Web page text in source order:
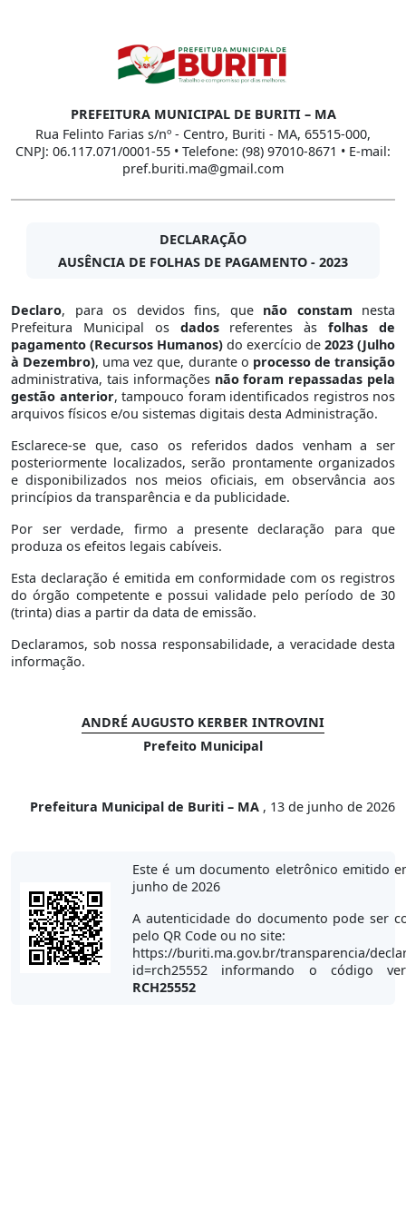
PREFEITURA MUNICIPAL DE BURITI – MA
Rua Felinto Farias s/nº - Centro, Buriti - MA, 65515-000,
CNPJ: 06.117.071/0001-55 • Telefone: (98) 97010-8671 • E-mail:
pref.buriti.ma@gmail.com
DECLARAÇÃO
AUSÊNCIA DE FOLHAS DE PAGAMENTO - 2023
Declaro, para os devidos fins, que não constam nesta
Prefeitura Municipal os dadosreferentes àsfolhas de
pagamento (Recursos Humanos) do exercício de 2023 (Julho
à Dezembro), uma vez que, durante o processo de transição
administrativa, tais informações não foram repassadas pela
gestão anterior, tampouco foram identificados registros nos
arquivos físicos e/ou sistemas digitais desta Administração.
Esclarece-se que, caso os referidos dados venham a ser
posteriormente localizados, serão prontamente organizados
e disponibilizados nos meios oficiais, em observância aos
princípios da transparência e da publicidade.
Por ser verdade, firmo a presente declaração para que
produza os efeitos legais cabíveis.
Esta declaração é emitida em conformidade com os registros
do órgão competente e possui validade pelo período de 30
(trinta) dias a partir da data de emissão.
Declaramos, sob nossa responsabilidade, a veracidade desta
informação.
ANDRÉ AUGUSTO KERBER INTROVINI
Prefeito Municipal
Prefeitura Municipal de Buriti – MA , 13 de junho de 2026
Este é um documento eletrônico emitido
junho de 2026
A autenticidade do documento pode ser
pelo QR Code ou no site:
https://buriti.ma.gov.br/transparencia/
id=rch25552 informando o código
RCH25552